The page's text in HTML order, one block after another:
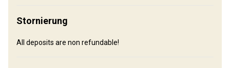
Nächstgelegener Flughafen:
Flughafentransfer:
Ja
Stornierung
All deposits are non refundable!